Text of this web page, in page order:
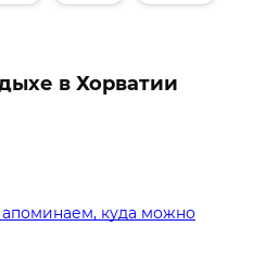
в Хорватии
куда можно